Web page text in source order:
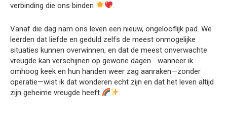
verbinding die ons binden
.
Vanaf die dag nam ons leven een nieuw, ongelooflijk pad. We
leerden dat liefde en geduld zelfs de meest onmogelijke
situaties kunnen overwinnen, en dat de meest onverwachte
vreugde kan verschijnen op gewone dagen… wanneer ik
omhoog keek en hun handen weer zag aanraken—zonder
operatie—wist ik dat wonderen echt zijn en dat het leven altijd
zijn geheime vreugde heeft
.